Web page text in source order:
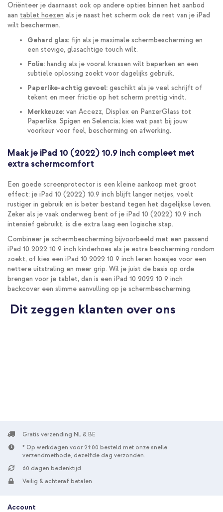
Oriënteer je daarnaast ook op andere opties binnen het aanbod
aan tablet hoezen als je naast het scherm ook de rest van je iPad
wilt beschermen.
Gehard glas: fijn als je maximale schermbescherming en
een stevige, glasachtige touch wilt.
Folie: handig als je vooral krassen wilt beperken en een
subtiele oplossing zoekt voor dagelijks gebruik.
Paperlike-achtig gevoel: geschikt als je veel schrijft of
tekent en meer frictie op het scherm prettig vindt.
Merkkeuze: van Accezz, Displex en PanzerGlass tot
Paperlike, Spigen en Selencia; kies wat past bij jouw
voorkeur voor feel, bescherming en afwerking.
Maak je iPad 10 (2022) 10.9 inch compleet met
extra schermcomfort
Een goede screenprotector is een kleine aankoop met groot
effect: je iPad 10 (2022) 10.9 inch blijft langer netjes, voelt
rustiger in gebruik en is beter bestand tegen het dagelijkse leven.
Zeker als je vaak onderweg bent of je iPad 10 (2022) 10.9 inch
intensief gebruikt, is die extra laag een logische stap.
Combineer je schermbescherming bijvoorbeeld met een passend
iPad 10 2022 10 9 inch kinderhoes als je extra bescherming rondom
zoekt, of kies een iPad 10 2022 10 9 inch leren hoesjes voor een
nettere uitstraling en meer grip. Wil je juist de basis op orde
brengen voor je tablet, dan is een iPad 10 2022 10 9 inch
backcover een slimme aanvulling op je schermbescherming.
Dit zeggen klanten over ons
Gratis verzending NL & BE
* Op werkdagen voor 21:00 besteld met onze snelle
verzendmethode, dezelfde dag verzonden.
60 dagen bedenktijd
Veilig & achteraf betalen
Account